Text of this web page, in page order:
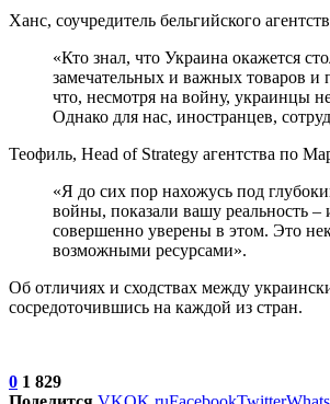
Ханс, соучредитель бельгийского
«Кто знал, что Украина окажется
замечательных и важных товаров и
что, несмотря на войну, украинцы
Однако для нас, иностранцев,
Теофиль, Head of Strategy агентства по
«Я до сих пор нахожусь под
войны, показали вашу реальность
совершенно уверены в этом. Это
возможными ресурсами».
Об отличиях и сходствах между
сосредоточившись на каждой из стран.
0 1 829